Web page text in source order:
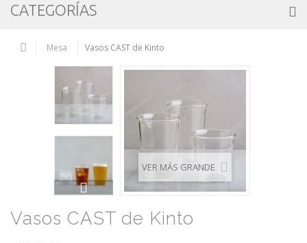
CATEGORÍAS
Mesa Vasos CAST de Kinto
VER MÁS GRANDE
Vasos CAST de Kinto